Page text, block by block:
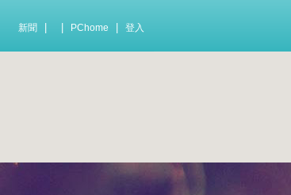
新聞 PChome 登入